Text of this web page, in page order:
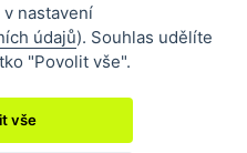
údajů
nastavení
údajů). Souhlas udělíte
"Povolit vše".
vše